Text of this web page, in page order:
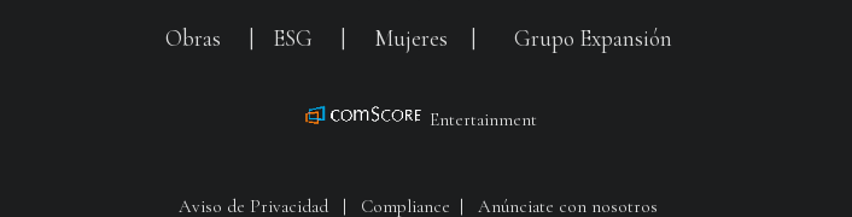
Obras
ESG Mujeres Grupo Expansión
Entertainment
Aviso de Privacidad | Compliance | Anúnciate con nosotros